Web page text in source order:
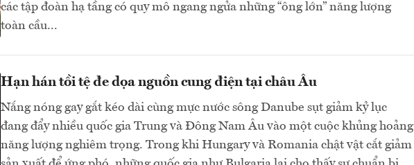
các tập đoàn hạ tầng có quy mô ngang ngửa những “ông lớn” năng lượng
toàn cầu...
Hạn hán tồi tệ đe dọa nguồn cung điện tại châu Âu
Nắng nóng gay gắt kéo dài cùng mực nước sông Danube sụt giảm kỷ lục
đang đẩy nhiều quốc gia Trung và Đông Nam Âu vào một cuộc khủng hoảng
năng lượng nghiêm trọng. Trong khi Hungary và Romania chật vật cắt giảm